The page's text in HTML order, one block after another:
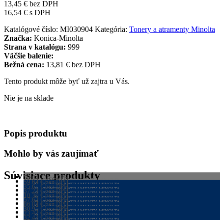
13,45 € bez DPH
16,54 € s DPH
Katalógové číslo: MI030904 Kategória: Tonery a atramenty Minolta
Značka: Konica-Minolta
Strana v katalógu: 999
Väčšie balenie:
Bežná cena: 13,81 € bez DPH
Tento produkt môže byť už zajtra u Vás.
Nie je na sklade
Popis produktu
Mohlo by vás zaujímať
Súvisiace produkty
TONERY A ATRAMENTY MINOLTA
59,64€bez DPH
73,36 €s DPH
TONERY A ATRAMENTY MINOLTA
59,64€bez DPH
73,36 €s DPH
TONERY A ATRAMENTY MINOLTA
35,61 €bez DPH
43,80 €s DPH
TONERY A ATRAMENTY MINOLTA
37,23 €bez DPH
45,79 €s DPH
TONERY A ATRAMENTY MINOLTA
10,30 €bez DPH
12,67 €s DPH
TONERY A ATRAMENTY MINOLTA
57,62 €bez DPH
70,87 €s DPH
TONERY A ATRAMENTY MINOLTA
86,84 €bez DPH
106,81€s DPH
TONERY A ATRAMENTY MINOLTA
30,95 €bez DPH
38,07 €s DPH
TONERY A ATRAMENTY MINOLTA
23,42 €bez DPH
32,43 €bez DPH